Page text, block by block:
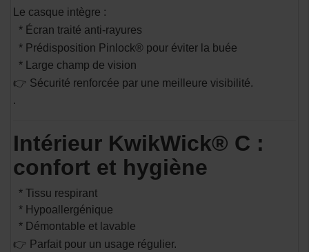
Le casque intègre :
* Écran traité anti-rayures
* Prédisposition Pinlock® pour éviter la buée
* Large champ de vision
👉 Sécurité renforcée par une meilleure visibilité.
.
Intérieur KwikWick® C :
confort et hygiène
* Tissu respirant
* Hypoallergénique
* Démontable et lavable
👉 Parfait pour un usage régulier.